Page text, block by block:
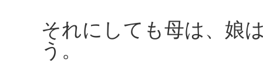
それにしても母は、娘
う。